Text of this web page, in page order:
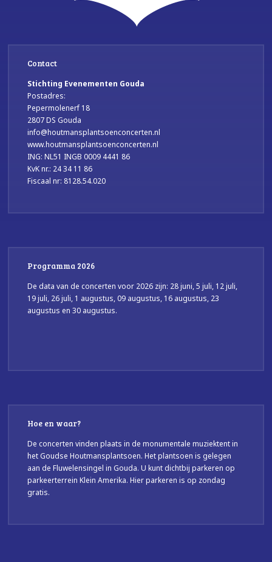
Contact
Stichting Evenementen Gouda
Postadres:
Pepermolenerf 18
2807 DS Gouda
info@houtmansplantsoenconcerten.nl
www.houtmansplantsoenconcerten.nl
ING: NL51 INGB 0009 4441 86
KvK nr.: 24 34 11 86
Fiscaal nr: 8128.54.020
Programma 2026
De data van de concerten voor 2026 zijn: 28 juni, 5 juli, 12 juli,
19 juli, 26 juli, 1 augustus, 09 augustus, 16 augustus, 23
augustus en 30 augustus.
Hoe en waar?
De concerten vinden plaats in de monumentale muziektent in
het Goudse Houtmansplantsoen. Het plantsoen is gelegen
aan de Fluwelensingel in Gouda. U kunt dichtbij parkeren op
parkeerterrein Klein Amerika. Hier parkeren is op zondag
gratis.